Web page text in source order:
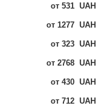
от 531 UAH
от 1277 UAH
от 323 UAH
от 2768 UAH
от 430 UAH
от 712 UAH